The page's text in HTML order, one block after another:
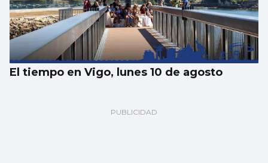
El tiempo en Vigo, lunes 10 de agosto